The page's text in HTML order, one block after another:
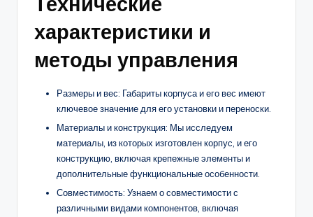
характеристики и
методы управления
Размеры и вес: Габариты корпуса и его вес имеют
ключевое значение для его установки и переноски.
Материалы и конструкция: Мы исследуем
материалы, из которых изготовлен корпус, и его
конструкцию, включая крепежные элементы и
дополнительные функциональные особенности.
Совместимость: Узнаем о совместимости с
различными видами компонентов, включая